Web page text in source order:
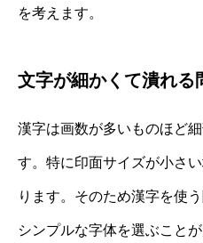
を考えます。
文字が細かくて潰れる
漢字は画数が多いものほど
す。特に印面サイズが小さ
ります。そのため漢字を使
シンプルな字体を選ぶことが